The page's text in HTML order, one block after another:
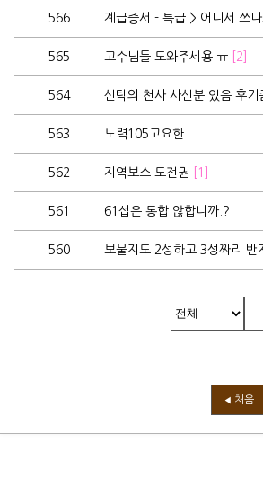
566 계급증서 - 특급 > 어디서 쓰
565 고수님들 도와주세용 ㅠ [2]
564 신탁의 천사 사신분 있음 후
563 노력105고요한
562 지역보스 도전권 [1]
561 61섭은 통합 않합니까.?
560 보물지도 2성하고 3성짜리
◀ 처음